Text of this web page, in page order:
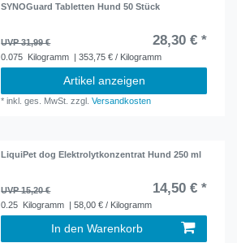
SYNOGuard Tabletten Hund 50 Stück
UVP 31,99 € 28,30 € *
0.075 Kilogramm | 353,75 € / Kilogramm
Artikel anzeigen
*inkl. ges. MwSt. zzgl.Versandkosten
LiquiPet dog Elektrolytkonzentrat Hund 250 ml
UVP 15,20 € 14,50 € *
0.25 Kilogramm | 58,00 € / Kilogramm
In den Warenkorb